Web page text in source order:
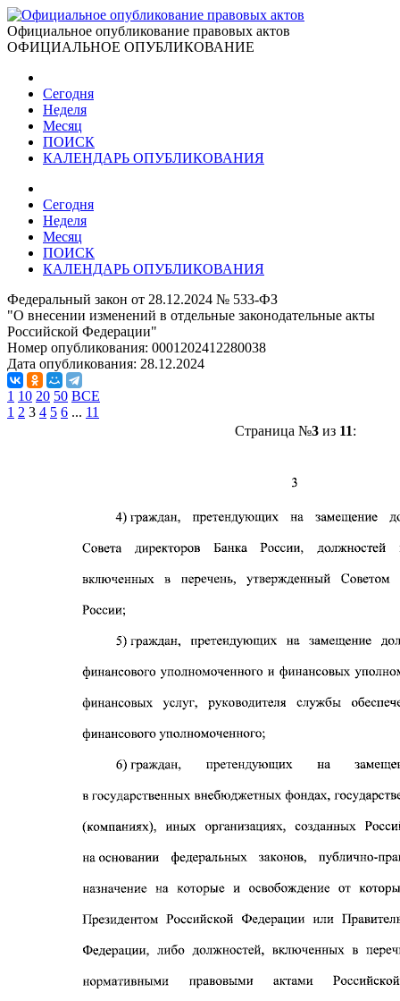
Официальное опубликование правовых актов
ОФИЦИАЛЬНОЕ ОПУБЛИКОВАНИЕ
Сегодня
Неделя
Месяц
ПОИСК
КАЛЕНДАРЬ ОПУБЛИКОВАНИЯ
Сегодня
Неделя
Месяц
ПОИСК
КАЛЕНДАРЬ ОПУБЛИКОВАНИЯ
Федеральный закон от 28.12.2024 № 533-ФЗ
"О внесении изменений в отдельные законодательные акты
Российской Федерации"
Номер опубликования: 0001202412280038
Дата опубликования: 28.12.2024
1 10 20 50 ВСЕ
1 2 3 4 5 6 ... 11
Страница №3 из 11: